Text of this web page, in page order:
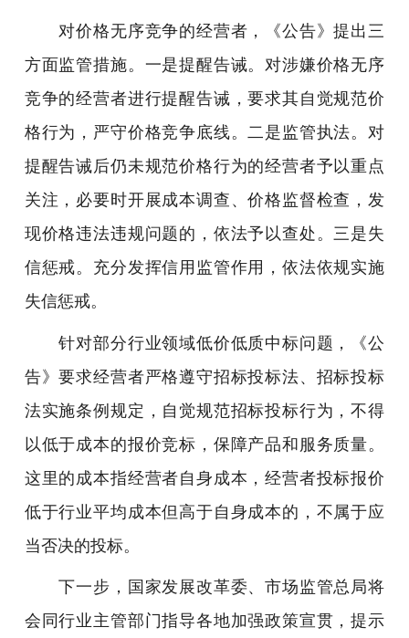
对价格无序竞争的经营者，《公告》提出三
方面监管措施。一是提醒告诫。对涉嫌价格无序
竞争的经营者进行提醒告诫，要求其自觉规范价
格行为，严守价格竞争底线。二是监管执法。对
提醒告诫后仍未规范价格行为的经营者予以重点
关注，必要时开展成本调查、价格监督检查，发
现价格违法违规问题的，依法予以查处。三是失
信惩戒。充分发挥信用监管作用，依法依规实施
失信惩戒。
针对部分行业领域低价低质中标问题，《公
告》要求经营者严格遵守招标投标法、招标投标
法实施条例规定，自觉规范招标投标行为，不得
以低于成本的报价竞标，保障产品和服务质量。
这里的成本指经营者自身成本，经营者投标报价
低于行业平均成本但高于自身成本的，不属于应
当否决的投标。
下一步，国家发展改革委、市场监管总局将
会同行业主管部门指导各地加强政策宣贯，提示